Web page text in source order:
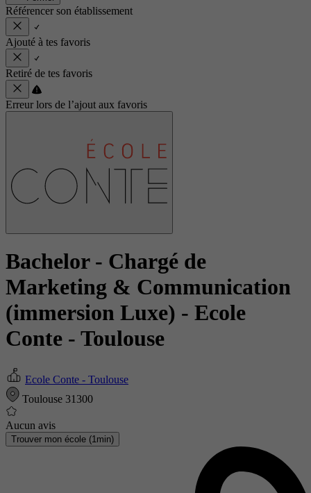
Référencer son établissement
Ajouté à tes favoris
Retiré de tes favoris
Erreur lors de l’ajout aux favoris
Bachelor - Chargé de
Marketing & Communication
(immersion Luxe) - Ecole
Conte - Toulouse
Ecole Conte - Toulouse
Toulouse 31300
Aucun avis
Trouver mon école (1min)